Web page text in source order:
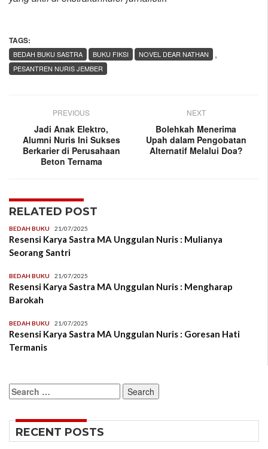
TAGS:
,
BEDAH BUKU SASTRA BUKU FIKSI
NOVEL DEAR NATHAN
PESANTREN NURIS JEMBER
PREVIOUS
Jadi Anak Elektro,
Alumni Nuris Ini Sukses
Berkarier di Perusahaan
Beton Ternama
NEXT
Bolehkah Menerima
Upah dalam Pengobatan
Alternatif Melalui Doa?
RELATED POST
BEDAH BUKU 21/07/2025
Resensi Karya Sastra MA Unggulan Nuris : Mulianya
Seorang Santri
BEDAH BUKU 21/07/2025
Resensi Karya Sastra MA Unggulan Nuris : Mengharap
Barokah
BEDAH BUKU 21/07/2025
Resensi Karya Sastra MA Unggulan Nuris : Goresan Hati
Termanis
Search
for:
RECENT POSTS